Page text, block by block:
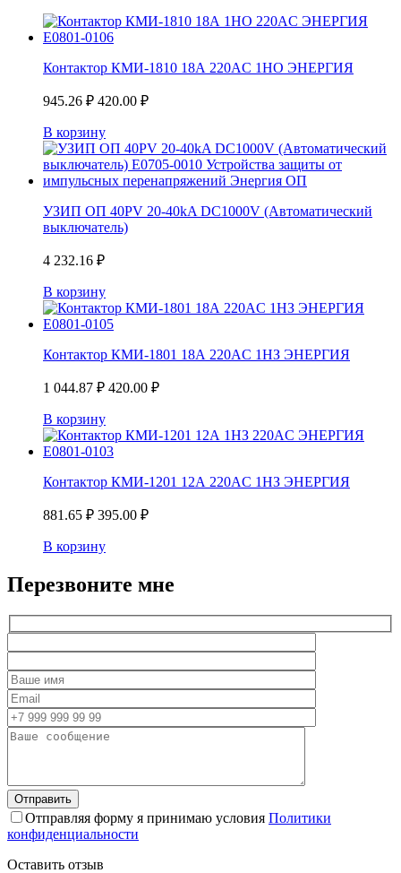
Контактор КМИ-1810 18А 220AC 1НО ЭНЕРГИЯ
945.26 ₽ 420.00 ₽
В корзину
УЗИП ОП 40PV 20-40kA DC1000V (Автоматический
выключатель)
4 232.16 ₽
В корзину
Контактор КМИ-1801 18А 220AC 1НЗ ЭНЕРГИЯ
1 044.87 ₽ 420.00 ₽
В корзину
Контактор КМИ-1201 12А 220AC 1НЗ ЭНЕРГИЯ
881.65 ₽ 395.00 ₽
В корзину
Перезвоните мне
Отправляя форму я принимаю условия Политики
конфиденциальности
Оставить отзыв